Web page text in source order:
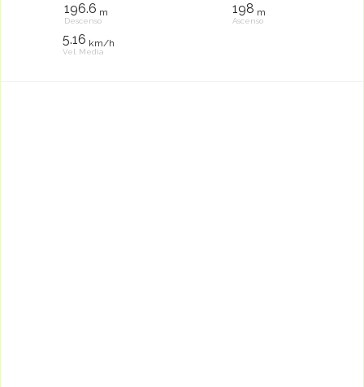
196.6 m
Descenso
198 m
Ascenso
5.16 km/h
Vel. Media